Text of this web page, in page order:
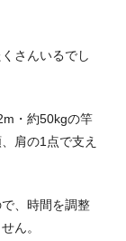
さんいるでし
・約50kgの竿
肩の1点で支え
、時間を調整
ん。